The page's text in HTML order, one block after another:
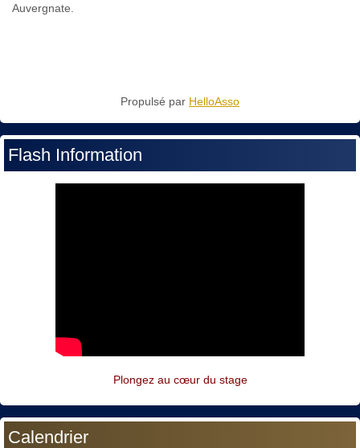
Auvergnate.
Propulsé par HelloAsso
Flash Information
Plongez au cœur du stage
Calendrier